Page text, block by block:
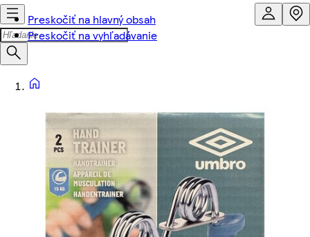
Preskočiť na hlavný obsah
Preskočiť na vyhľadávanie